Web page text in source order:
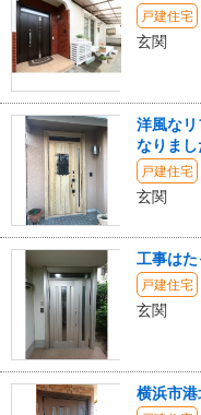
戸建住宅
玄関
洋風なリ
なりまし
戸建住宅
玄関
工事は
戸建住宅
玄関
横浜市